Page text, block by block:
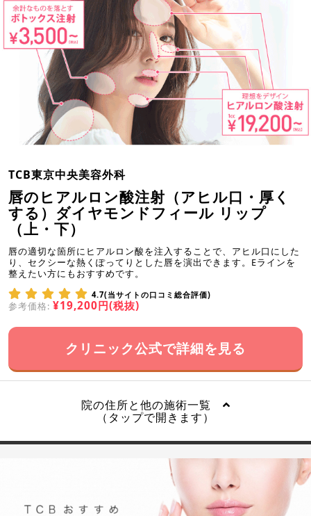
TCB東京中央美容外科
唇のヒアルロン酸注射（アヒル口・厚く
する）ダイヤモンドフィール リップ
（上・下）
唇の適切な箇所にヒアルロン酸を注入することで、アヒル口にした
り、セクシーな熱くぽってりとした唇を演出できます。Eラインを
整えたい方にもおすすめです。
4.7(当サイトの口コミ総合評価)
参考価格: ¥19,200円(税抜)
クリニック公式で詳細を見る
院の住所と他の施術一覧
（タップで開きます）